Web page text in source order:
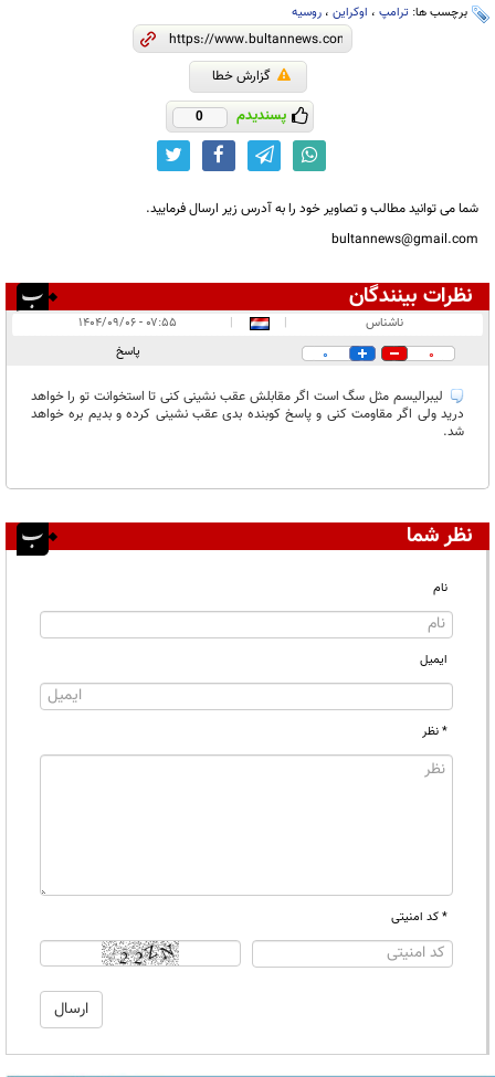
برچسب ها: ترامپ ، اوکراین ، روسیه
گزارش خطا
پسندیدم 0
شما می توانید مطالب و تصاویر خود را به آدرس زیر ارسال فرمایید.
bultannews@gmail.com
نظرات بینندگان
در انتظار بررسی:
ناشناس |
|
۰۷:۵۵ - ۱۴۰۴/۰۹/۰۶
0
0 پاسخ
لیبرالیسم مثل سگ است اگر مقابلش عقب نشینی کنی تا استخوانت تو را خواهد
درید ولی اگر مقاومت کنی و پاسخ کوبنده بدی عقب نشینی کرده و بدیم بره خواهد
شد.
نظر شما
نام
ایمیل
* نظر
* کد امنیتی